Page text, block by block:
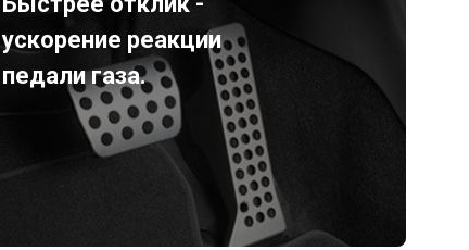
ускорение реакции
педали газа.